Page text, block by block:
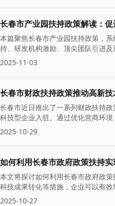
长春市产业园扶持政策解读：
本篇聚焦长春市产业园扶持政策，
持、研发机构激励、顶尖团队引进
2025-11-03
长春市财政扶持政策推动高新
长春市近日推出了一系列财政扶持
科技型企业入驻。通过优化营商环
2025-10-29
如何利用长春市政府政策扶持
本文将探讨如何利用长春市政府政
科技成果转化等措施，企业可以有
2025-10-27